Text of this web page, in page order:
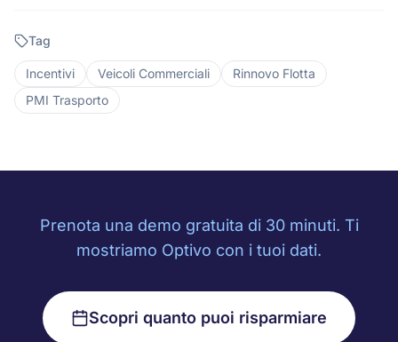
Tag
Incentivi Veicoli Commerciali
Rinnovo Flotta
PMI Trasporto
Prenota una demo gratuita di 30 minuti. Ti
mostriamo Optivo con i tuoi dati.
Scopri quanto puoi risparmiare